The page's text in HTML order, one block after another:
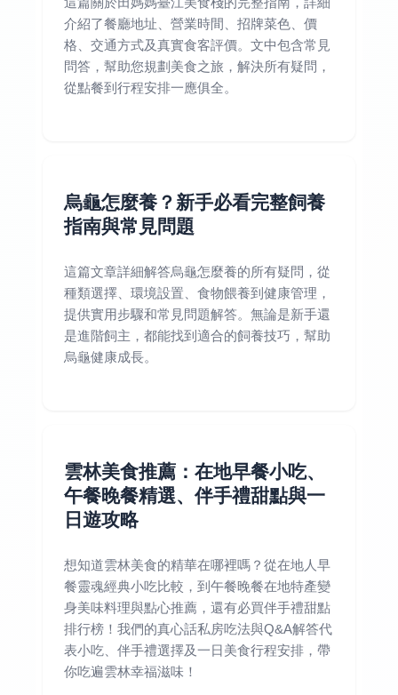
介紹了餐廳地址、營業時間、招牌菜色、價
格、交通方式及真實食客評價。文中包含常見
問答，幫助您規劃美食之旅，解決所有疑問，
從點餐到行程安排一應俱全。
烏龜怎麼養？新手必看完整飼養
指南與常見問題
這篇文章詳細解答烏龜怎麼養的所有疑問，從
種類選擇、環境設置、食物餵養到健康管理，
提供實用步驟和常見問題解答。無論是新手還
是進階飼主，都能找到適合的飼養技巧，幫助
烏龜健康成長。
雲林美食推薦：在地早餐小吃、
午餐晚餐精選、伴手禮甜點與一
日遊攻略
想知道雲林美食的精華在哪裡嗎？從在地人早
餐靈魂經典小吃比較，到午餐晚餐在地特產變
身美味料理與點心推薦，還有必買伴手禮甜點
排行榜！我們的真心話私房吃法與Q&A解答代
表小吃、伴手禮選擇及一日美食行程安排，帶
你吃遍雲林幸福滋味！